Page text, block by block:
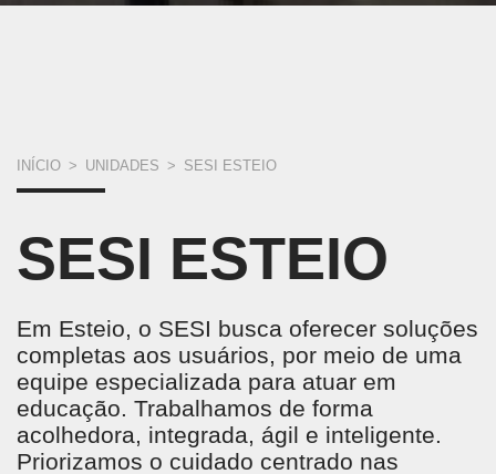
VOCÊ
AQUI
INÍCIO > UNIDADES > SESI ESTEIO
SESI ESTEIO
Em Esteio, o SESI busca oferecer soluções
completas aos usuários, por meio de uma
equipe especializada para atuar em
educação. Trabalhamos de forma
acolhedora, integrada, ágil e inteligente.
Priorizamos o cuidado centrado nas